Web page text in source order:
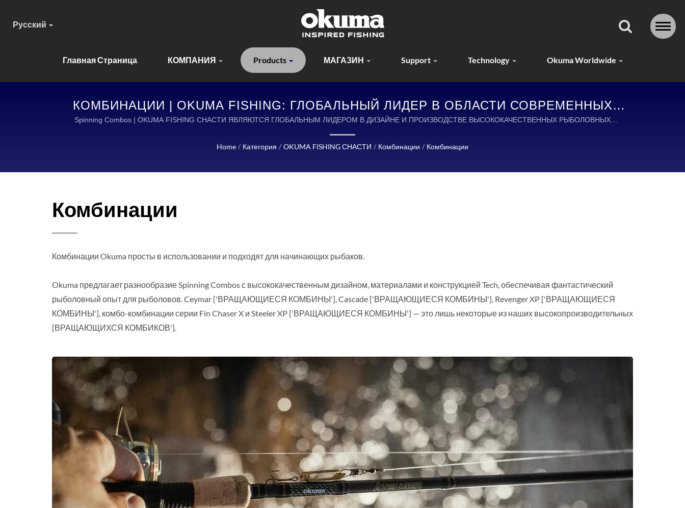
Главная Страница КОМПАНИЯ Products МАГАЗИН Support Technology Okuma Worldwide
Русский
КОМБИНАЦИИ | OKUMA FISHING: ГЛОБАЛЬНЫЙ ЛИДЕР В ОБЛАСТИ СОВРЕМЕННЫХ
РЫБОЛОВНЫХ СНАСТЕЙ И АКСЕССУАРОВ
Spinning Combos | OKUMA FISHING СНАСТИ ЯВЛЯЮТСЯ ГЛОБАЛЬНЫМ ЛИДЕРОМ В ДИЗАЙНЕ И ПРОИЗВОДСТВЕ ВЫСОКОКАЧЕСТВЕННЫХ РЫБОЛОВНЫХ
СНАСТЕЙ.
Home / Категория / OKUMA FISHING СНАСТИ / Комбинации / Комбинации
Комбинации
Комбинации Okuma просты в использовании и подходят для начинающих рыбаков.
Okuma предлагает разнообразие Spinning Combos с высококачественным дизайном, материалами и конструкцией Tech, обеспечивая фантастический
рыболовный опыт для рыболовов. Ceymar ['ВРАЩАЮЩИЕСЯ КОМБИНЫ'], Cascade ['ВРАЩАЮЩИЕСЯ КОМБИНЫ'], Revenger XP ['ВРАЩАЮЩИЕСЯ
КОМБИНЫ'], комбо-комбинации серии Fin Chaser X и Steeler XP ['ВРАЩАЮЩИЕСЯ КОМБИНЫ'] — это лишь некоторые из наших высокопроизводительных
[ВРАЩАЮЩИХСЯ КОМБИКОВ'].